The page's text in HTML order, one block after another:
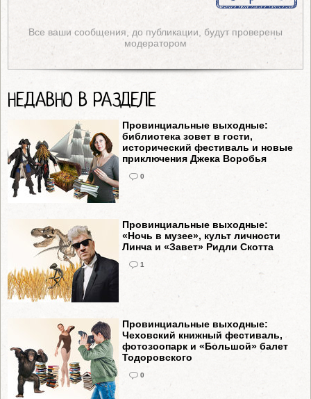
Все ваши сообщения, до публикации, будут проверены
модератором
НЕДАВНО В РАЗДЕЛЕ
Провинциальные выходные:
библиотека зовет в гости,
исторический фестиваль и новые
приключения Джека Воробья
0
Провинциальные выходные:
«Ночь в музее», культ личности
Линча и «Завет» Ридли Скотта
1
Провинциальные выходные:
Чеховский книжный фестиваль,
фотозоопарк и «Большой» балет
Тодоровского
0